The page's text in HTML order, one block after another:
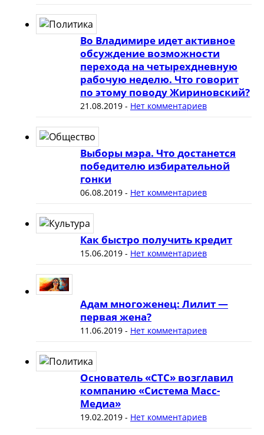
Во Владимире идет активное
обсуждение возможности
перехода на четырехдневную
рабочую неделю. Что говорит
по этому поводу Жириновский?
21.08.2019- Нет комментариев
Выборы мэра. Что достанется
победителю избирательной
гонки
06.08.2019- Нет комментариев
Как быстро получить кредит
15.06.2019- Нет комментариев
Адам многоженец: Лилит —
первая жена?
11.06.2019- Нет комментариев
Основатель «СТС» возглавил
компанию «Система Масс-
Медиа»
19.02.2019- Нет комментариев